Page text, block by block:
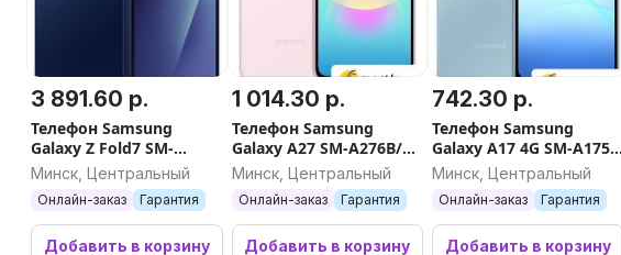
3 891.60 р.
Телефон Samsung
Galaxy Z Fold7 SM-
F966B/DS 12GB/256GB
(синий)
Минск, Центральный
Онлайн-заказ Гарантия
Добавить в корзину
1 014.30 р.
Телефон Samsung
Galaxy A27 SM-A276B/DS
8GB/256GB (розовый)
Минск, Центральный
Онлайн-заказ Гарантия
Добавить в корзину
742.30 р.
Телефон Samsung
Galaxy A17 4G SM-A175F
8GB/256GB (голубой)
Минск, Центральный
Онлайн-заказ Гарантия
Добавить в корзину